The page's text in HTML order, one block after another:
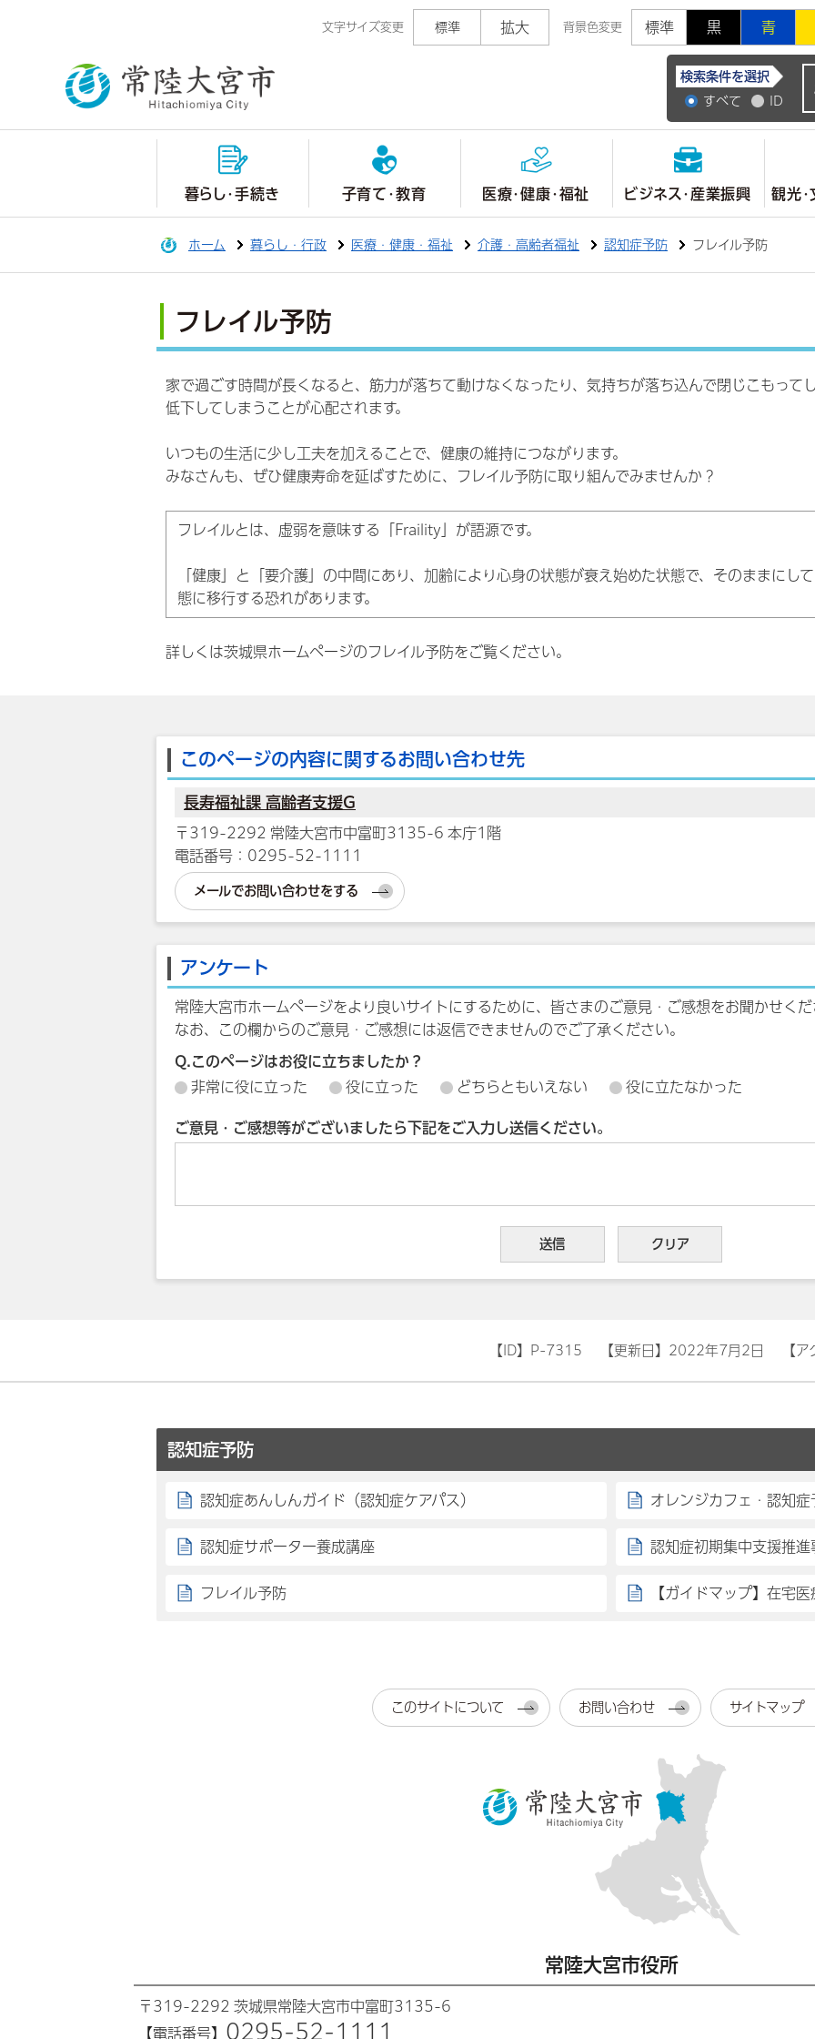
文字サイズ変更 標準 拡大 背景色変更 標準 黒 青
常陸大宮市公式ホ
検索条件を選択
すべて
ID
暮らし・手続き 子育て・教育 医療・健康・福祉 ビジネス・産業振興 観光
ホーム 暮らし・行政 医療・健康・福祉 介護・高齢者福祉 認知症予防 フレイル予防
フレイル予防
家で過ごす時間が長くなると、筋力が落ちて動けなくなったり、気持ちが落ち込んで閉じこもって
低下してしまうことが心配されます。
いつもの生活に少し工夫を加えることで、健康の維持につながります。
みなさんも、ぜひ健康寿命を延ばすために、フレイル予防に取り組んでみませんか？
フレイルとは、虚弱を意味する「Fraility」が語源です。
「健康」と「要介護」の中間にあり、加齢により心身の状態が衰え始めた状態で、そのままにし
態に移行する恐れがあります。
詳しくは茨城県ホームページのフレイル予防をご覧ください。
このページの内容に関するお問い合わせ先
長寿福祉課 高齢者支援G
〒319-2292 常陸大宮市中富町3135-6 本庁1階
電話番号：0295-52-1111
メールでお問い合わせをする
アンケート
常陸大宮市ホームページをより良いサイトにするために、皆さまのご意見・ご感想をお聞かせく
なお、この欄からのご意見・ご感想には返信できませんのでご了承ください。
Q.このページはお役に立ちましたか？
非常に役に立った
役に立った どちらともいえない 役に立たなかった
ご意見・ご感想等がございましたら下記をご入力し送信ください。
【ID】 P-7315 【更新日】 2022年7月2日 【
認知症予防
認知症あんしんガイド（認知症ケアパス） オレンジカフェ・認知
認知症サポーター養成講座 認知症初期集中支援推進
フレイル予防 【ガイドマップ】在宅
このサイトについて お問い合わせ サイトマップ
常陸大宮市役所
〒319-2292 茨城県常陸大宮市中富町3135-6
【電話番号】 0295-52-1111